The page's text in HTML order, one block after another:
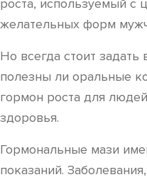
роста, используемый с
желательных форм
Но всегда стоит задать
полезны ли оральные
гормон роста для
здоровья.
Гормональные мази
показаний.